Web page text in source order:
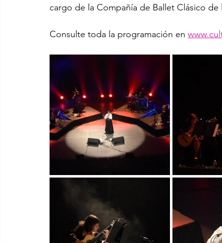
cargo de la Compañía de Ballet Clásico de
Consulte toda la programación en